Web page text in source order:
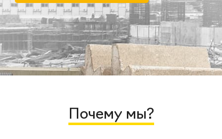
Почему мы?